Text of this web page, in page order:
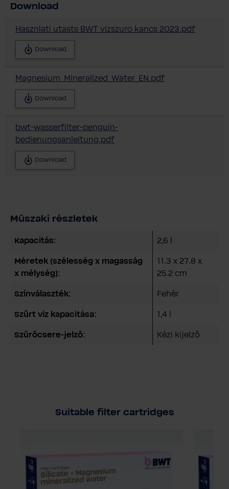
Download
Hasznlati utasts BWT vizszuro kancs 2023.pdf
Download
Magnesium_Mineralized_Water_EN.pdf
Download
bwt-wasserfilter-penguin-
bedienungsanleitung.pdf
Download
Műszaki részletek
Kapacitás: 2,6 l
Méretek (szélesség x magasság
x mélység):
11.3 x 27.8 x
25.2 cm
Színválaszték: Fehér
Szűrt víz kapacitása: 1,4 l
Szűrőcsere-jelző: Kézi kijelző
Suitable filter cartridges